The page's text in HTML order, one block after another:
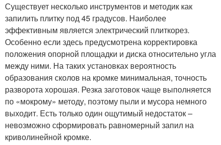
Существует несколько инструментов и методик как
запилить плитку под 45 градусов. Наиболее
эффективным является электрический плиткорез.
Особенно если здесь предусмотрена корректировка
положения опорной площадки и диска относительно угла
между ними. На таких установках вероятность
образования сколов на кромке минимальная, точность
разворота хорошая. Резка заготовок чаще выполняется
по «мокрому» методу, поэтому пыли и мусора немного
выходит. Есть только один ощутимый недостаток –
невозможно сформировать равномерный запил на
криволинейной кромке.